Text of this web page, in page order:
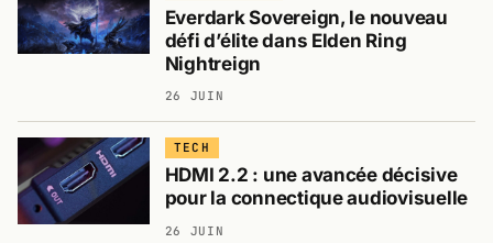
Everdark Sovereign, le nouveau
défi d’élite dans Elden Ring
Nightreign
26 JUIN
TECH
HDMI 2.2 : une avancée décisive
pour la connectique audiovisuelle
26 JUIN